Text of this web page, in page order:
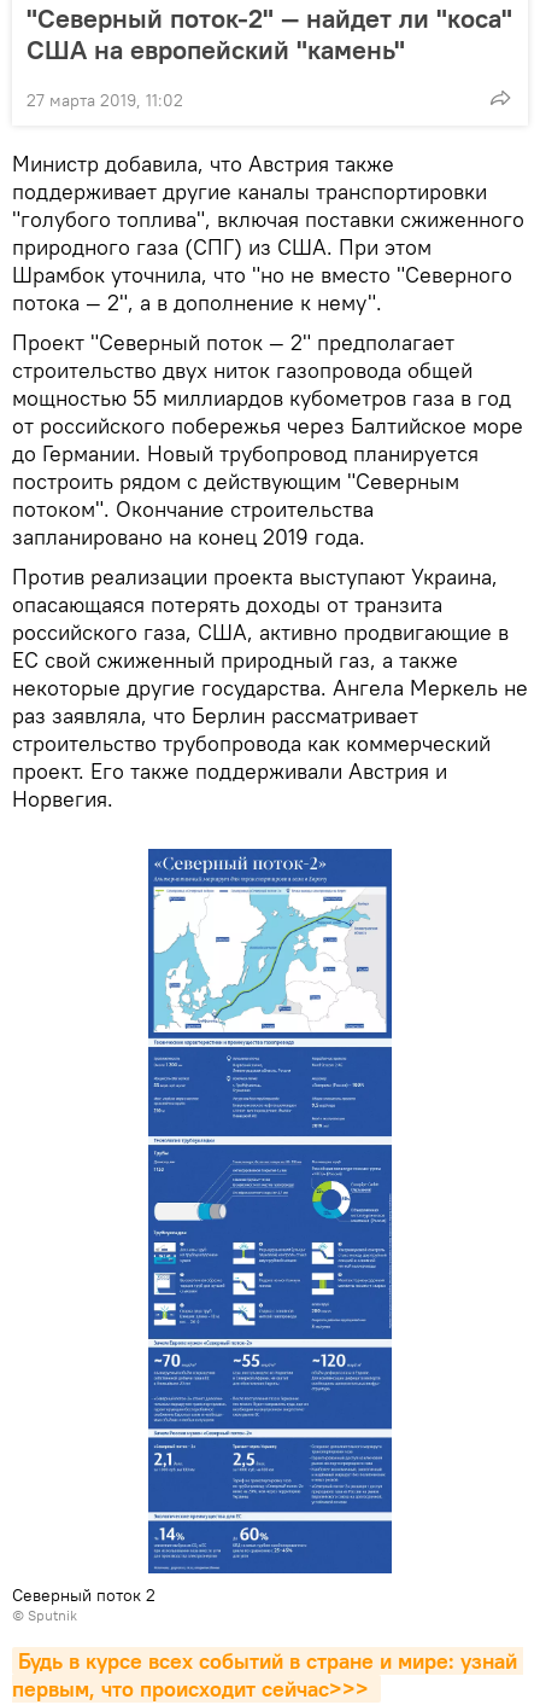
"Северный поток-2" — найдет ли "коса"
США на европейский "камень"
27 марта 2019, 11:02
Министр добавила, что Австрия также
поддерживает другие каналы транспортировки
"голубого топлива", включая поставки сжиженного
природного газа (СПГ) из США. При этом
Шрамбок уточнила, что "но не вместо "Северного
потока — 2", а в дополнение к нему".
Проект "Северный поток — 2" предполагает
строительство двух ниток газопровода общей
мощностью 55 миллиардов кубометров газа в год
от российского побережья через Балтийское море
до Германии. Новый трубопровод планируется
построить рядом с действующим "Северным
потоком". Окончание строительства
запланировано на конец 2019 года.
Против реализации проекта выступают Украина,
опасающаяся потерять доходы от транзита
российского газа, США, активно продвигающие в
ЕС свой сжиженный природный газ, а также
некоторые другие государства. Ангела Меркель не
раз заявляла, что Берлин рассматривает
строительство трубопровода как коммерческий
проект. Его также поддерживали Австрия и
Норвегия.
Северный поток 2
© Sputnik
Будь в курсе всех событий в стране и мире: узнай
первым, что происходит сейчаc>>>